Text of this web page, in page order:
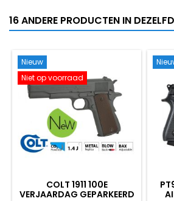
16 ANDERE PRODUCTEN IN
Nieuw
Niet op voorraad
COLT 1911 100E
VERJAARDAG GEPARKEERD